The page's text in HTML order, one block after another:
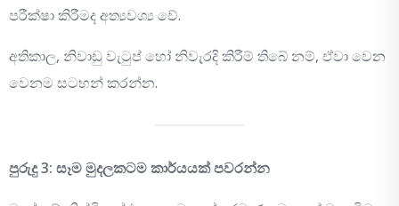
පරීක්ෂා කිරීමද අත්‍යවශ්‍ය වේ.
අතිකාල, නිවාඩු වැටුප් හෝ නිවැරදි කිරීම් තිබේ නම්, ඒවා වෙන
වෙනම සටහන් කරන්න.
පුරුදු 3: සෑම මුදලකටම කාර්යයක් පවරන්න